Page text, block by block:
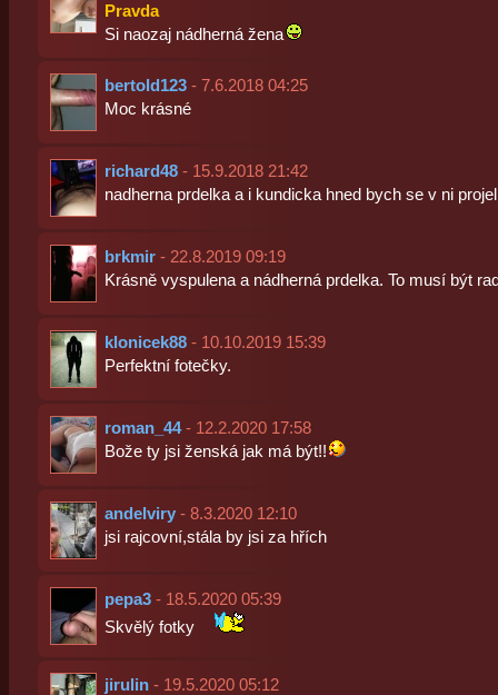
Pravda
Si naozaj nádherná žena
bertold123- 7.6.2018 04:25
Moc krásné
richard48- 15.9.2018 21:42
nadherna prdelka a i kundicka hned bych se v ni projel
brkmir- 22.8.2019 09:19
Krásně vyspulena a nádherná prdelka. To musí být
klonicek88- 10.10.2019 15:39
Perfektní fotečky.
roman_44- 12.2.2020 17:58
Bože ty jsi ženská jak má být!!
andelviry- 8.3.2020 12:10
jsi rajcovní,stála by jsi za hřích
pepa3- 18.5.2020 05:39
Skvělý fotky
jirulin- 19.5.2020 05:12